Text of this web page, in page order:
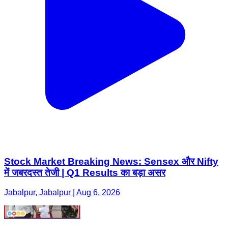
Stock Market Breaking News: Sensex और Nifty
में जबरदस्त तेजी | Q1 Results का बड़ा असर
Jabalpur, Jabalpur | Aug 6, 2026